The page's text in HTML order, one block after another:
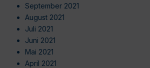
September 2021
August 2021
Juli 2021
Juni 2021
Mai 2021
April 2021